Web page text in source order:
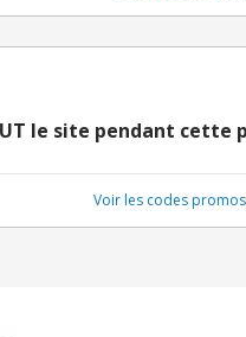
le site pendant cette
Voir les codes